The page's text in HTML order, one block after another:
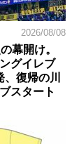
2026/08/08
幕開け。
グイレブ
復帰の川
スタート